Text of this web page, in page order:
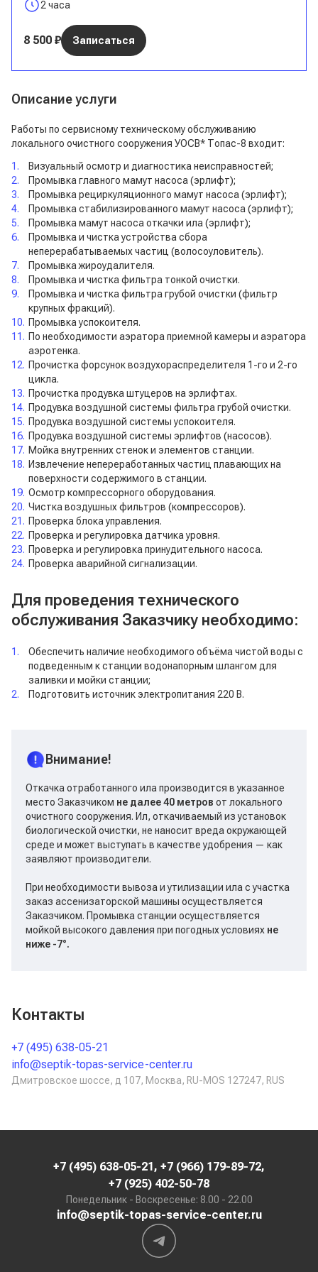
Отзывы
Вакансии
2 часа
8 500 ₽ Записаться
Описание услуги
Работы по сервисному техническому обслуживанию
локального очистного сооружения УОСВ* Топас-8 входит:
Визуальный осмотр и диагностика неисправностей;
Промывка главного мамут насоса (эрлифт);
Промывка рециркуляционного мамут насоса (эрлифт);
Промывка стабилизированного мамут насоса (эрлифт);
Промывка мамут насоса откачки ила (эрлифт);
Промывка и чистка устройства сбора
неперерабатываемых частиц (волосоуловитель).
Промывка жироудалителя.
Промывка и чистка фильтра тонкой очистки.
Промывка и чистка фильтра грубой очистки (фильтр
крупных фракций).
Промывка успокоителя.
По необходимости аэратора приемной камеры и аэратора
аэротенка.
Прочистка форсунок воздухораспределителя 1-го и 2-го
цикла.
Прочистка продувка штуцеров на эрлифтах.
Продувка воздушной системы фильтра грубой очистки.
Продувка воздушной системы успокоителя.
Продувка воздушной системы эрлифтов (насосов).
Мойка внутренних стенок и элементов станции.
Извлечение непереработанных частиц плавающих на
поверхности содержимого в станции.
Осмотр компрессорного оборудования.
Чистка воздушных фильтров (компрессоров).
Проверка блока управления.
Проверка и регулировка датчика уровня.
Проверка и регулировка принудительного насоса.
Проверка аварийной сигнализации.
Для проведения технического
обслуживания Заказчику необходимо:
Обеспечить наличие необходимого объёма чистой воды с
подведенным к станции водонапорным шлангом для
заливки и мойки станции;
Подготовить источник электропитания 220 В.
Внимание!
Откачка отработанного ила производится в указанное
место Заказчиком не далее 40 метров от локального
очистного сооружения. Ил, откачиваемый из установок
биологической очистки, не наносит вреда окружающей
среде и может выступать в качестве удобрения — как
заявляют производители.
При необходимости вывоза и утилизации ила с участка
заказ ассенизаторской машины осуществляется
Заказчиком. Промывка станции осуществляется
мойкой высокого давления при погодных условиях не
ниже -7°.
Контакты
+7 (495) 638-05-21
info@septik-topas-service-center.ru
Дмитровское шоссе, д 107, Москва, RU-MOS 127247, RUS
+7 (495) 638-05-21, +7 (966) 179-89-72,
+7 (925) 402-50-78
Понедельник - Воскресенье: 8.00 - 22.00
info@septik-topas-service-center.ru